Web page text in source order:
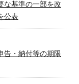
な基準の一部を改
公表
告・納付等の期限